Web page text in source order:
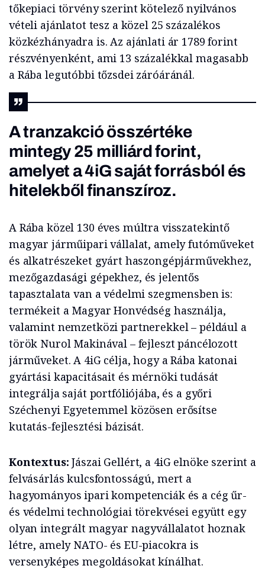
tőkepiaci törvény szerint kötelező nyilvános
vételi ajánlatot tesz a közel 25 százalékos
közkézhányadra is. Az ajánlati ár 1789 forint
részvényenként, ami 13 százalékkal magasabb
a Rába legutóbbi tőzsdei záróáránál.
A tranzakció összértéke
mintegy 25 milliárd forint,
amelyet a 4iG saját forrásból és
hitelekből finanszíroz.
A Rába közel 130 éves múltra visszatekintő
magyar járműipari vállalat, amely futóműveket
és alkatrészeket gyárt haszongépjárművekhez,
mezőgazdasági gépekhez, és jelentős
tapasztalata van a védelmi szegmensben is:
termékeit a Magyar Honvédség használja,
valamint nemzetközi partnerekkel – például a
török Nurol Makinával – fejleszt páncélozott
járműveket. A 4iG célja, hogy a Rába katonai
gyártási kapacitásait és mérnöki tudását
integrálja saját portfóliójába, és a győri
Széchenyi Egyetemmel közösen erősítse
kutatás-fejlesztési bázisát.
Kontextus: Jászai Gellért, a 4iG elnöke szerint a
felvásárlás kulcsfontosságú, mert a
hagyományos ipari kompetenciák és a cég űr-
és védelmi technológiai törekvései együtt egy
olyan integrált magyar nagyvállalatot hoznak
létre, amely NATO- és EU-piacokra is
versenyképes megoldásokat kínálhat.